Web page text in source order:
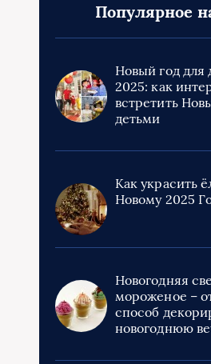
Популярное
Новый год для
2025: как
встретить
детьми
Как украсить
Новому 2025
Новогодняя
мороженое –
способ
новогоднюю